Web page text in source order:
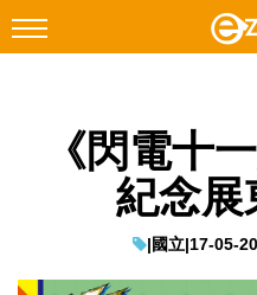
Facebook Instagram
遊戲動漫
《閃電十
紀念展
|國立|17-05-